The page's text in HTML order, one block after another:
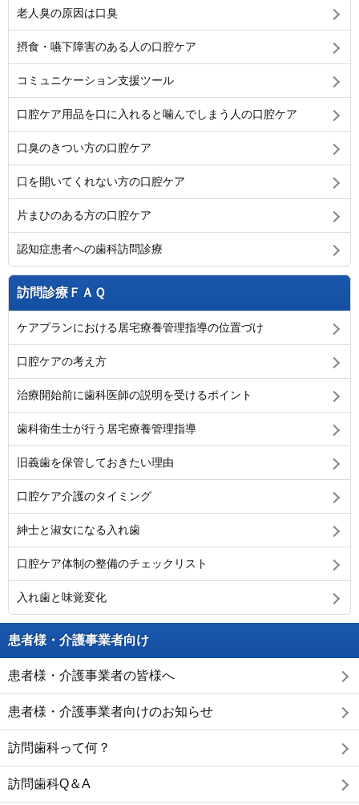
老人臭の原因は口臭
摂食・嚥下障害のある人の口腔ケア
コミュニケーション支援ツール
口腔ケア用品を口に入れると噛んでしまう人の口腔ケア
口臭のきつい方の口腔ケア
口を開いてくれない方の口腔ケア
片まひのある方の口腔ケア
認知症患者への歯科訪問診療
訪問診療ＦＡＱ
ケアプランにおける居宅療養管理指導の位置づけ
口腔ケアの考え方
治療開始前に歯科医師の説明を受けるポイント
歯科衛生士が行う居宅療養管理指導
旧義歯を保管しておきたい理由
口腔ケア介護のタイミング
紳士と淑女になる入れ歯
口腔ケア体制の整備のチェックリスト
入れ歯と味覚変化
患者様・介護事業者向け
患者様・介護事業者の皆様へ
患者様・介護事業者向けのお知らせ
訪問歯科って何？
訪問歯科Q＆A